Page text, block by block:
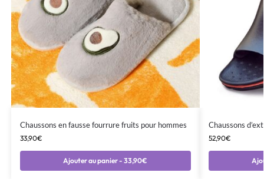
Chaussons en fausse fourrure fruits pour hommes
33,90€
Ajouter au panier - 33,90€
Chaussons
52,90€